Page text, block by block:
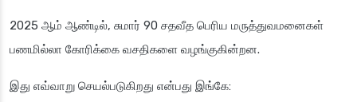
2025 ஆம் ஆண்டில், சுமார் 90 சதவீத பெரிய மருத்துவமனைகள்
பணமில்லா கோரிக்கை வசதிகளை வழங்குகின்றன.
இது எவ்வாறு செயல்படுகிறது என்பது இங்கே: